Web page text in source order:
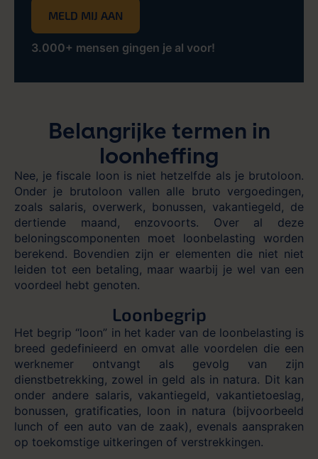
3.000+ mensen gingen je al voor!
Belangrijke termen in
loonheffing
Nee, je fiscale loon is niet hetzelfde als je brutoloon.
Onder je brutoloon vallen alle bruto vergoedingen,
zoals salaris, overwerk, bonussen, vakantiegeld, de
dertiende maand, enzovoorts. Over al deze
beloningscomponenten moet loonbelasting worden
berekend. Bovendien zijn er elementen die niet niet
leiden tot een betaling, maar waarbij je wel van een
voordeel hebt genoten.
Loonbegrip
Het begrip “loon” in het kader van de loonbelasting is
breed gedefinieerd en omvat alle voordelen die een
werknemer ontvangt als gevolg van zijn
dienstbetrekking, zowel in geld als in natura. Dit kan
onder andere salaris, vakantiegeld, vakantietoeslag,
bonussen, gratificaties, loon in natura (bijvoorbeeld
lunch of een auto van de zaak), evenals aanspraken
op toekomstige uitkeringen of verstrekkingen.